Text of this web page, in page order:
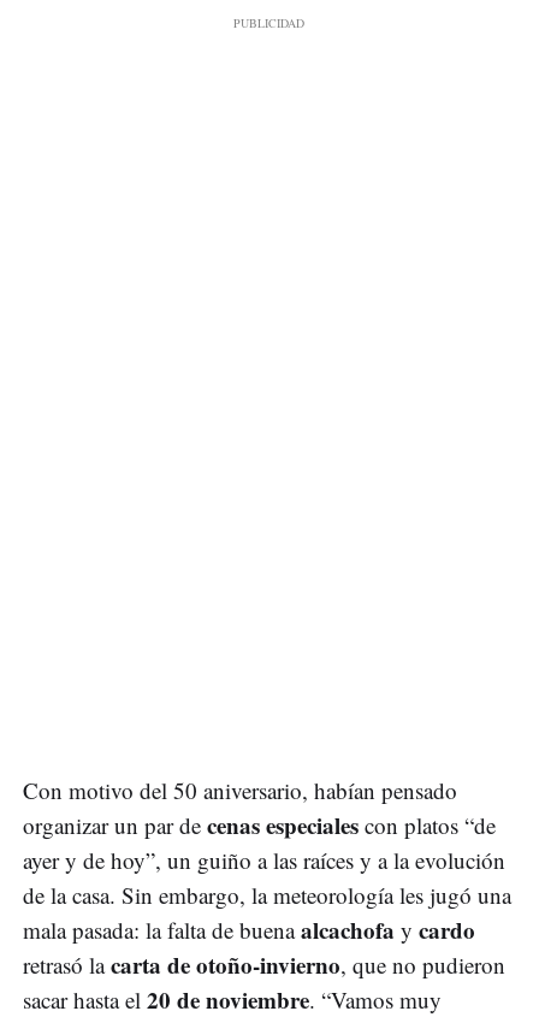
Con motivo del 50 aniversario, habían pensado
organizar un par de cenas especiales con platos “de
ayer y de hoy”, un guiño a las raíces y a la evolución
de la casa. Sin embargo, la meteorología les jugó una
mala pasada: la falta de buenaalcachofa y cardo
retrasó lacarta de otoño-invierno, que no pudieron
sacar hasta el 20 de noviembre. “Vamos muy